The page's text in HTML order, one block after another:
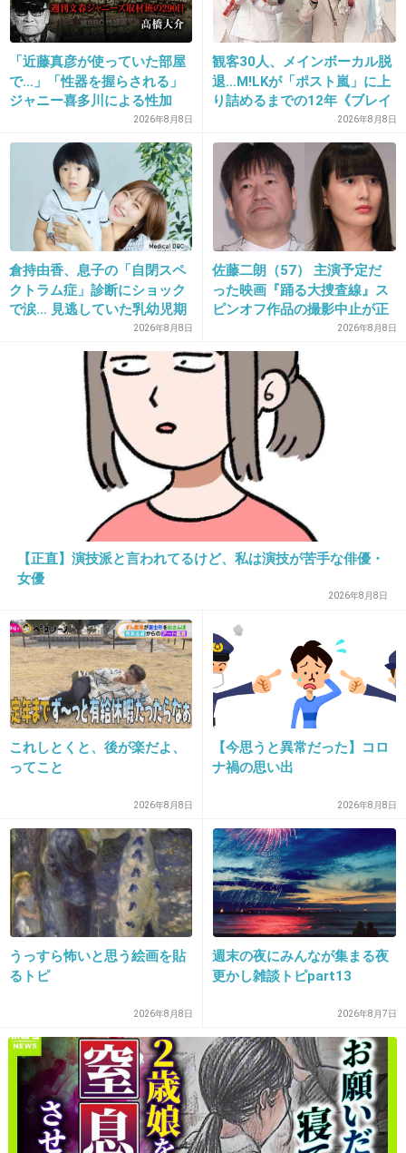
てるの？
+47 -1
2020/03/13(金) 13:28:27
それ卑屈
+23 -2
27. 匿名2020/03/13(金) 13:28:31
おまえが上からだ
+67
2020/03/13(金) 13:28:37
そういう呟きって裏垢でおさめてたらいいの
に。誰に聞かせたいんだろ。
そういうの見て好きになる人より嫌いになる人
の方が多いって想像力ないのかな。
29. 匿名 2020/03/13(金) 13:28:53
売れなくなってから妙に環境問題に意見したが
るパターンと
売れたと調子に乗ってペラペラ喋っちゃうパタ
ーンがあるよね
1件の返信
+80 -1
30. 匿名2020/03/13(金) 13:29:03
ツイッターやってる奴とかね
-1
31. 匿名 2020/03/13(金) 13:29:12
>>16
「近藤真彦が使っていた部屋
で…」「性器を握らされる」
ジャニー喜多川による性加
害、語り始めた被害者たち
《徹底取材の裏側》
2026年8月8日
観客30人、メインボーカル脱
退…M!LKが「ポスト嵐」に上
り詰めるまでの12年《ブレイ
2026年8月8日
倉持由香、息子の「自閉スペ
クトラム症」診断にショック
で涙… 見逃していた乳幼児期
2026年8月8日
佐藤二朗（57） 主演予定だ
った映画『踊る大捜査線』ス
ピンオフ作品の撮影中止が正
2026年8月8日
【正直】演技派と言われてるけど、私は演技が苦手な俳優・
女優
2026年8月8日
これしとくと、後が楽だよ、
ってこと
2026年8月8日
【今思うと異常だった】コロ
ナ禍の思い出
2026年8月8日
うっすら怖いと思う絵画を貼
るトピ
2026年8月8日
週末の夜にみんなが集まる夜
更かし雑談トピpart13
2026年8月7日